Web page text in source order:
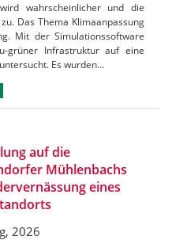
wahrscheinlicher und die
Das Thema Klimaanpassung
Mit der Simulationssoftware
grüner Infrastruktur auf eine
Es wurden…
auf die
Mühlenbachs
eines
2026